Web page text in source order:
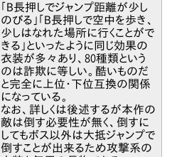
「B長押しでジャンプ距離が少し
のびる」「B長押しで空中を歩き、
少しはなれた場所に行くことがで
きる」といったように同じ効果の
衣装が多々あり、80種類という
のは詐欺に等しい。酷いものだ
と完全に上位・下位互換の関係
になっている。
なお、詳しくは後述するが本作の
敵は倒す必要性が無く、倒すに
してもボス以外は大抵ジャンプで
倒すことが出来るため攻撃系の